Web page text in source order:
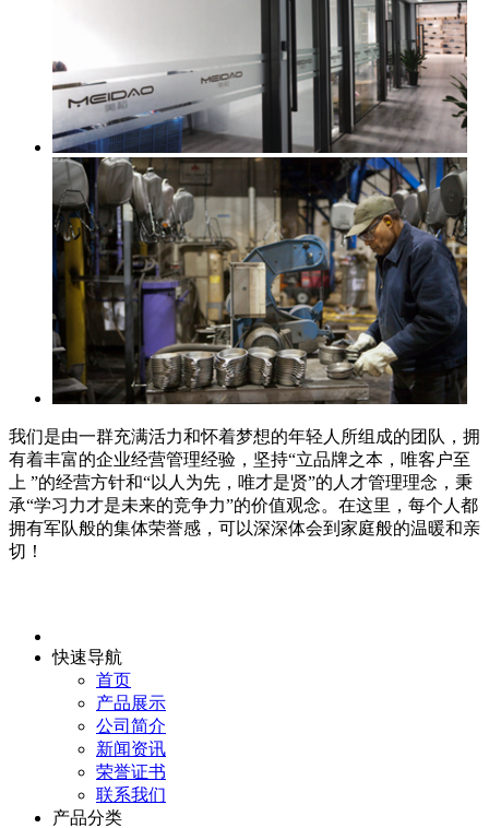
我们是由一群充满活力和怀着梦想的年轻人所组成的团队，拥
有着丰富的企业经营管理经验，坚持“立品牌之本，唯客户至
上 ”的经营方针和“以人为先，唯才是贤”的人才管理理念，秉
承“学习力才是未来的竞争力”的价值观念。在这里，每个人都
拥有军队般的集体荣誉感，可以深深体会到家庭般的温暖和亲
切！
快速导航
首页
产品展示
公司简介
新闻资讯
荣誉证书
联系我们
产品分类